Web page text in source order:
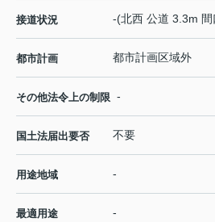
接道状況 -(北西 公道 3.3m
都市計画 都市計画区域外
その他法令上の制限 -
国土法届出要否 不要
用途地域 -
最適用途 -